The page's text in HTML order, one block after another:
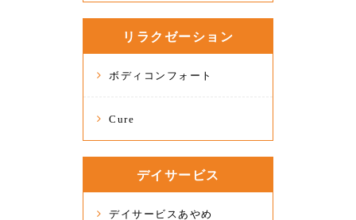
リラクゼーション
ボディコンフォート
Cure
デイサービス
デイサービスあやめ